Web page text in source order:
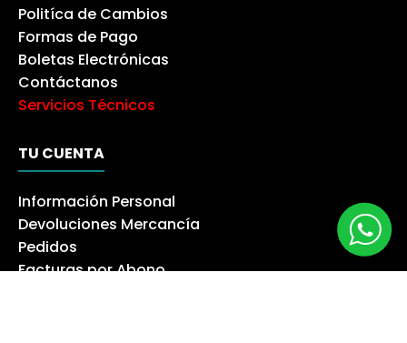
Politíca de Cambios
Formas de Pago
Boletas Electrónicas
Contáctanos
Servicios Técnicos
TU CUENTA
Información Personal
Devoluciones Mercancía
Pedidos
Facturas por Abono